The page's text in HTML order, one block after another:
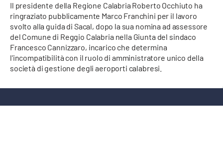
LaC
Network
LACPLAY.IT
LACTV.IT
Il presidente della Regione Calabria Roberto Occhiuto ha
ringraziato pubblicamente Marco Franchini per il lavoro
svolto alla guida di Sacal, dopo la sua nomina ad assessore
del Comune di Reggio Calabria nella Giunta del sindaco
Francesco Cannizzaro, incarico che determina
l'incompatibilità con il ruolo di amministratore unico della
società di gestione degli aeroporti calabresi.